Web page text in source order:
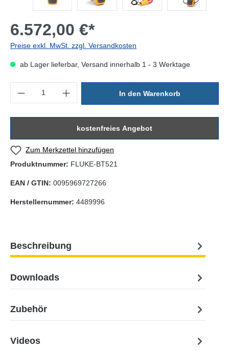
6.572,00 €*
Preise exkl. MwSt. zzgl. Versandkosten
ab Lager lieferbar, Versand innerhalb 1 - 3 Werktage
In den Warenkorb
kostenfreies Angebot
Zum Merkzettel hinzufügen
Produktnummer: FLUKE-BT521
EAN / GTIN: 0095969727266
Herstellernummer: 4489996
Beschreibung
Downloads
Zubehör
Videos